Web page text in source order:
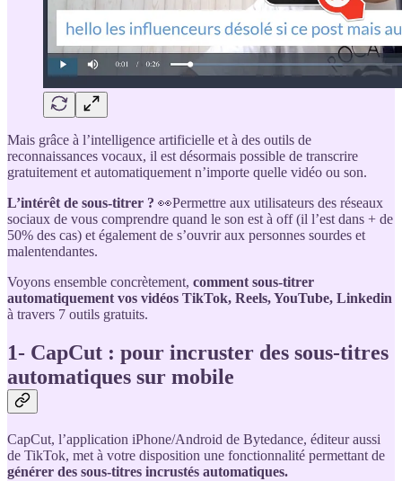
Mais grâce à l’intelligence artificielle et à des outils de
reconnaissances vocaux, il est désormais possible de transcrire
gratuitement et automatiquement n’importe quelle vidéo ou son.
L’intérêt de sous-titrer ? 👀Permettre aux utilisateurs des réseaux
sociaux de vous comprendre quand le son est à off (il l’est dans + de
50% des cas) et également de s’ouvrir aux personnes sourdes et
malentendantes.
Voyons ensemble concrètement, comment sous-titrer
automatiquement vos vidéos TikTok, Reels, YouTube, Linkedin
à travers 7 outils gratuits.
1- CapCut : pour incruster des sous-titres
automatiques sur mobile
CapCut, l’application iPhone/Android de Bytedance, éditeur aussi
de TikTok, met à votre disposition une fonctionnalité permettant de
générer des sous-titres incrustés automatiques.